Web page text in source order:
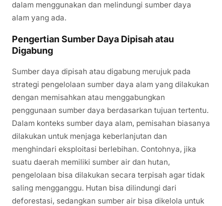
dalam menggunakan dan melindungi sumber daya
alam yang ada.
Pengertian Sumber Daya Dipisah atau
Digabung
Sumber daya dipisah atau digabung merujuk pada
strategi pengelolaan sumber daya alam yang dilakukan
dengan memisahkan atau menggabungkan
penggunaan sumber daya berdasarkan tujuan tertentu.
Dalam konteks sumber daya alam, pemisahan biasanya
dilakukan untuk menjaga keberlanjutan dan
menghindari eksploitasi berlebihan. Contohnya, jika
suatu daerah memiliki sumber air dan hutan,
pengelolaan bisa dilakukan secara terpisah agar tidak
saling mengganggu. Hutan bisa dilindungi dari
deforestasi, sedangkan sumber air bisa dikelola untuk